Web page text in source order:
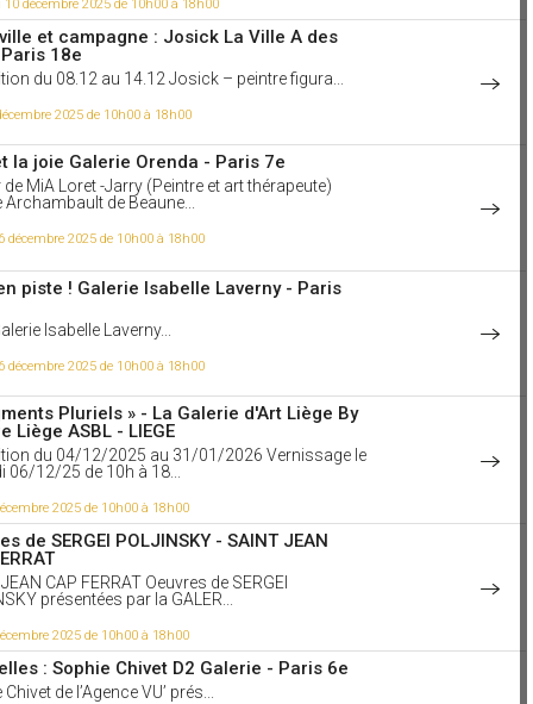
c'est, comme ailleurs, quelques arbres et des
fenêtres où les vieilles filles et les amoureux
les miettes du dernier repas ; mais nous
pas l'optique de l'oiseau, ni ses plumés, et le don
ne nous est accordé qu'au prix de l'or (ou du
» Saint-Germain-des-Prés est l'un des quartiers
mythique de Paris : Il est réputé pour ses cafés et
que les grands artistes, les romanciers et
français fréquentent depuis des siècles.
? Peut-être qu'en prenant un chocolat chaud au
Flore, vous vous êtes assis à la même table où
Sartre y a écrit L'être et le néant. Art - Café de
/ Video : Jouer à être quelqu'un
13h43
Michel Tournier
1978) ou de nouvelles (le Médianoche
1985), Tournier, cofondateur des Rencontres
de photographie d'Arles, a également
plusieurs ouvrages sur cet art
1973 ; Des clés et des
la vidéo
à 16h57
#librairiejeunesse
et participatif qui se déplie, avec des
repositionnables pour parler art avec les enfants
que l’on ressent en regardant les œuvres
10 décembre 2025 de 10h00 à 18h00
et campagne : Josick La Ville A des
18e
du 08.12 au 14.12 Josick – peintre figura...
2025 de 10h00 à 18h00
la joie Galerie Orenda - Paris 7e
MiA Loret -Jarry (Peintre et art thérapeute)
Archambault de Beaune...
décembre 2025 de 10h00 à 18h00
piste ! Galerie Isabelle Laverny - Paris
Isabelle Laverny...
décembre 2025 de 10h00 à 18h00
Pluriels » - La Galerie d'Art Liège By
Liège ASBL - LIEGE
du 04/12/2025 au 31/01/2026 Vernissage le
06/12/25 de 10h à 18...
2025 de 10h00 à 18h00
de SERGEI POLJINSKY - SAINT JEAN
CAP FERRAT Oeuvres de SERGEI
présentées par la GALER...
2025 de 10h00 à 18h00
: Sophie Chivet D2 Galerie - Paris 6e
de l’Agence VU’ prés...